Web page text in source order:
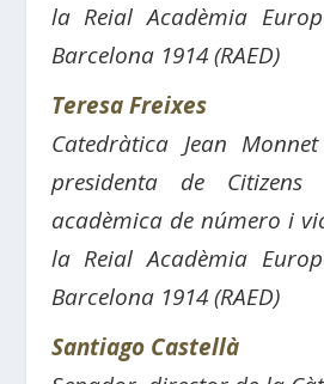
la Reial Acadèmia
Barcelona 1914 (RAED)
Teresa Freixes
Catedràtica Jean
presidenta de
acadèmica de número i
la Reial Acadèmia
Barcelona 1914 (RAED)
Santiago Castellà